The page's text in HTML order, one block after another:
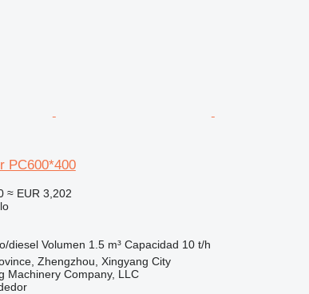
PC600*400
≈ EUR 3,202
diesel Volumen 1.5 m³ Capacidad 10 t/h
Zhengzhou, Xingyang City
Machinery Company, LLC